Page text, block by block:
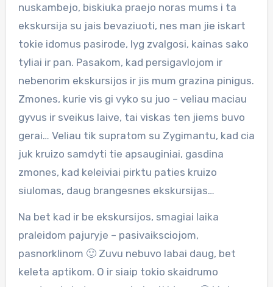
nuskambejo, biskiuka praejo noras mums i ta
ekskursija su jais bevaziuoti, nes man jie iskart
tokie idomus pasirode, lyg zvalgosi, kainas sako
tyliai ir pan. Pasakom, kad persigavlojom ir
nebenorim ekskursijos ir jis mum grazina pinigus.
Zmones, kurie vis gi vyko su juo – veliau maciau
gyvus ir sveikus laive, tai viskas ten jiems buvo
gerai… Veliau tik supratom su Zygimantu, kad cia
juk kruizo samdyti tie apsauginiai, gasdina
zmones, kad keleiviai pirktu paties kruizo
siulomas, daug brangesnes ekskursijas…
Na bet kad ir be ekskursijos, smagiai laika
praleidom pajuryje – pasivaiksciojom,
pasnorklinom 🙂 Zuvu nebuvo labai daug, bet
keleta aptikom. O ir siaip tokio skaidrumo